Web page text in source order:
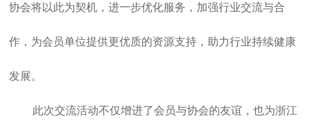
协会将以此为契机，进一步优化服务，加强行业交流与合
作，为会员单位提供更优质的资源支持，助力行业持续健康
发展。
此次交流活动不仅增进了会员与协会的友谊，也为浙江